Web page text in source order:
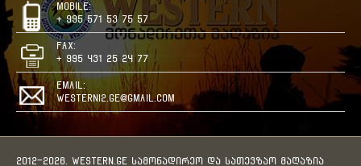
Mobile:
+ 995 571 53 75 57
Fax:
+ 995 431 25 24 77
Email:
westerni2.ge@gmail.com
2012-2026. WESTERN.GE სამონადირეო და სათევზაო მაღაზია